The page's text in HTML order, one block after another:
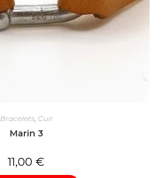
Bracelets, Cuir
Marin 3
11,00 €